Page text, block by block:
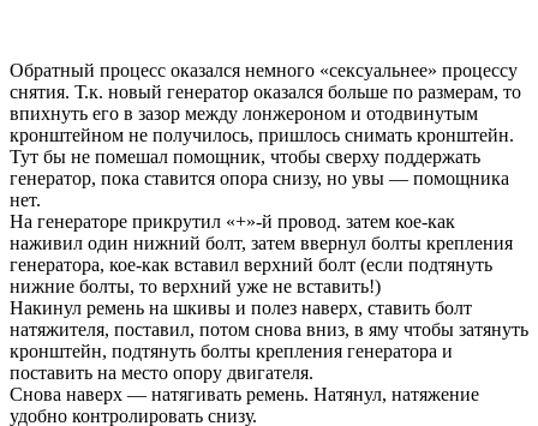
Обратный процесс оказался немного «сексуальнее» процессу
снятия. Т.к. новый генератор оказался больше по размерам, то
впихнуть его в зазор между лонжероном и отодвинутым
кронштейном не получилось, пришлось снимать кронштейн.
Тут бы не помешал помощник, чтобы сверху поддержать
генератор, пока ставится опора снизу, но увы — помощника
нет.
На генераторе прикрутил «+»-й провод. затем кое-как
наживил один нижний болт, затем ввернул болты крепления
генератора, кое-как вставил верхний болт (если подтянуть
нижние болты, то верхний уже не вставить!)
Накинул ремень на шкивы и полез наверх, ставить болт
натяжителя, поставил, потом снова вниз, в яму чтобы затянуть
кронштейн, подтянуть болты крепления генератора и
поставить на место опору двигателя.
Снова наверх — натягивать ремень. Натянул, натяжение
удобно контролировать снизу.